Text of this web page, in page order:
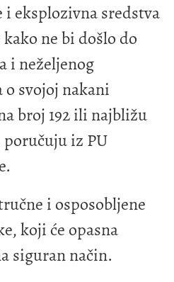
i eksplozivna sredstva
ne bi došlo do
i neželjenog
o svojoj nakani
broj 192 ili najbližu
iz PU
i osposobljene
koji će opasna
siguran način.